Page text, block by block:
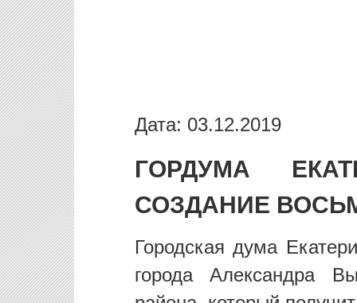
Дата: 03.12.2019
ГОРДУМА
СОЗДАНИЕ
Городская дума
города Александра